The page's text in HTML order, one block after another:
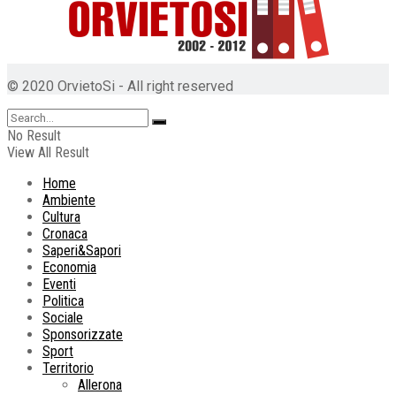
© 2020 OrvietoSi - All right reserved
No Result
View All Result
Home
Ambiente
Cultura
Cronaca
Saperi&Sapori
Economia
Eventi
Politica
Sociale
Sponsorizzate
Sport
Territorio
Allerona